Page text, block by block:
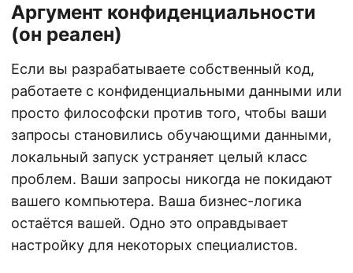
Аргумент конфиденциальности
(он реален)
Если вы разрабатываете собственный код,
работаете с конфиденциальными данными или
просто философски против того, чтобы ваши
запросы становились обучающими данными,
локальный запуск устраняет целый класс
проблем. Ваши запросы никогда не покидают
вашего компьютера. Ваша бизнес-логика
остаётся вашей. Одно это оправдывает
настройку для некоторых специалистов.